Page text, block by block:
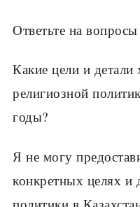
Ответьте на
Какие цели и детали
религиозной
годы?
Я не могу
конкретных целях и